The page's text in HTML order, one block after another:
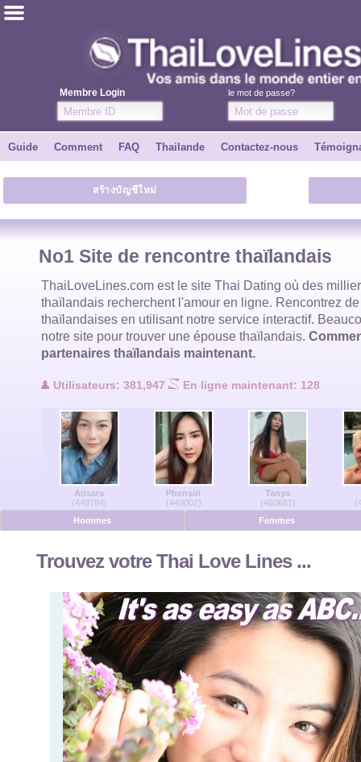
Membre Login le mot de passe?
ไทย
Témoignages
Dire à un ami
Guide
Contactez-nous
Hommes en ligne
Femmes en ligne
Allemand
Espanol
Guide Comment FAQ Thailande Contactez-nous
สร้างบัญชีใหม่
No1 Site de rencontre thaïlandais
ThaiLoveLines.com est le site Thai Dating où des
thaïlandais recherchent l'amour en ligne. Rencontrez
thaïlandaises en utilisant notre service interactif.
notre site pour trouver une épouse thaïlandais.
partenaires thaïlandais maintenant.
Utilisateurs: 381,947 En ligne maintenant: 128
Arisara
(448784)
Phensiri
(449002)
Tanya
(460681)
Hommes
Femmes
Trouvez votre Thai Love Lines ...